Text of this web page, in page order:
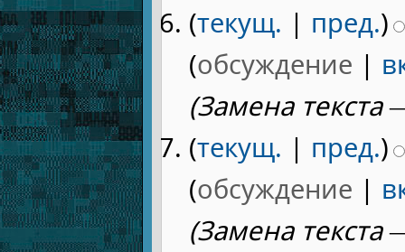
(текущ. | пред.)
(обсуждение |
(Замена
(текущ. | пред.)
(обсуждение |
(Замена текста